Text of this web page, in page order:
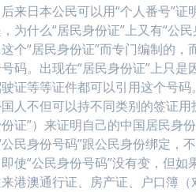
来日本公民可以用“个人番号”
为什么“居民身份证”上又有“公
个“居民身份证”而专门编制的
码。出现在“居民身份证”上只
证等等证件都可以引用这个号
人不但可以持不同类别的签证
证”）来证明自己的中国居民身
公民身份号码”跟公民身份绑定
使“公民身份号码”没有变，但
港澳通行证、房产证、户口簿